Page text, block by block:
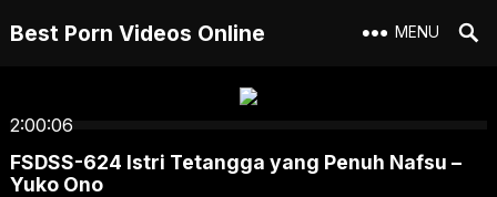
Best Porn Videos Online MENU
2:00:06
FSDSS-624 Istri Tetangga yang Penuh Nafsu –
Yuko Ono